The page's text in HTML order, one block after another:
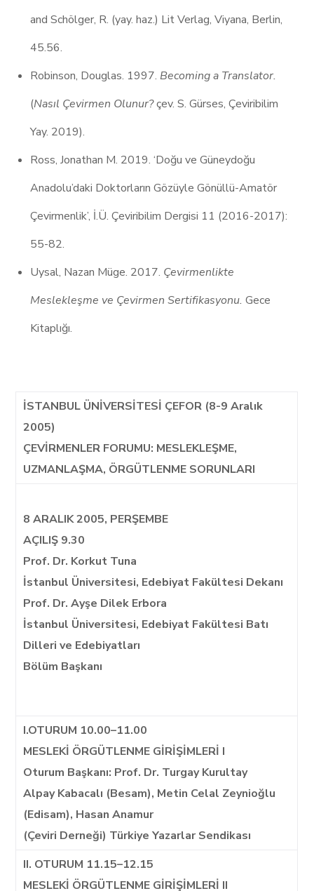
and Schölger, R. (yay. haz.) Lit Verlag, Viyana, Berlin,
45.56.
Robinson, Douglas. 1997. Becoming a Translator.
(Nasıl Çevirmen Olunur?çev. S. Gürses, Çeviribilim
Yay. 2019).
Ross, Jonathan M. 2019. ‘Doğu ve Güneydoğu
Anadolu’daki Doktorların Gözüyle Gönüllü-Amatör
Çevirmenlik’, İ.Ü. Çeviribilim Dergisi 11 (2016-2017):
55-82.
Uysal, Nazan Müge. 2017. Çevirmenlikte
Meslekleşme ve Çevirmen Sertifikasyonu.Gece
Kitaplığı.
İSTANBUL ÜNİVERSİTESİ ÇEFOR (8-9 Aralık
2005)
ÇEVİRMENLER FORUMU: MESLEKLEŞME,
UZMANLAŞMA, ÖRGÜTLENME SORUNLARI
8 ARALIK 2005, PERŞEMBE
AÇILIŞ 9.30
Prof. Dr. Korkut Tuna
İstanbul Üniversitesi, Edebiyat Fakültesi Dekanı
Prof. Dr. Ayşe Dilek Erbora
İstanbul Üniversitesi, Edebiyat Fakültesi Batı
Dilleri ve Edebiyatları
Bölüm Başkanı
I.OTURUM 10.00–11.00
MESLEKİ ÖRGÜTLENME GİRİŞİMLERİ I
Oturum Başkanı: Prof. Dr. Turgay Kurultay
Alpay Kabacalı (Besam), Metin Celal Zeynioğlu
(Edisam), Hasan Anamur
(Çeviri Derneği) Türkiye Yazarlar Sendikası
II. OTURUM 11.15–12.15
MESLEKİ ÖRGÜTLENME GİRİŞİMLERİ II